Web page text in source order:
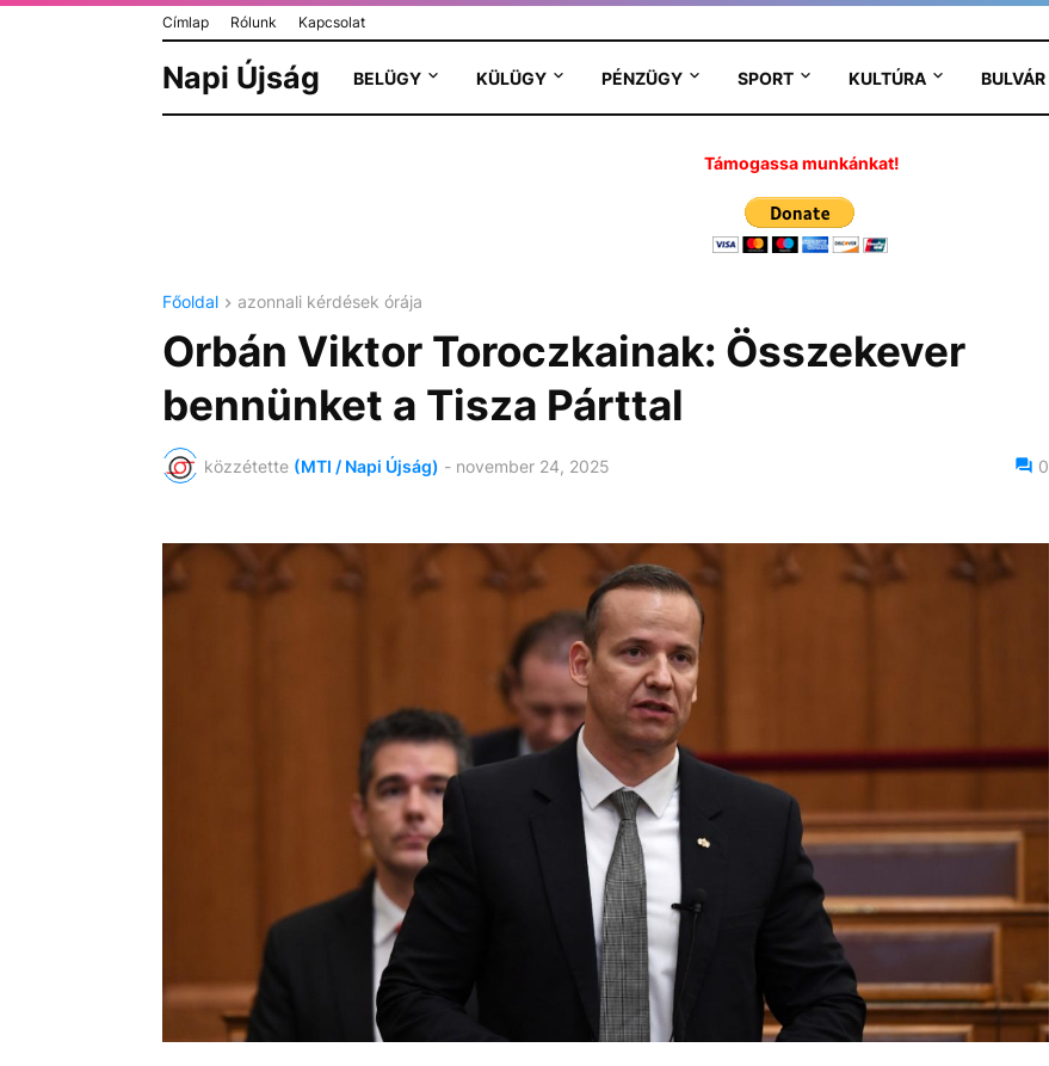
Címlap Rólunk Kapcsolat
Napi Újság BELÜGY KÜLÜGY PÉNZÜGY SPORT KULTÚRA BULVÁR
Támogassa munkánkat!
Főoldal azonnali kérdések órája
Orbán Viktor Toroczkainak: Összekever
bennünket a Tisza Párttal
közzétette (MTI / Napi Újság) - november 24, 2025 0